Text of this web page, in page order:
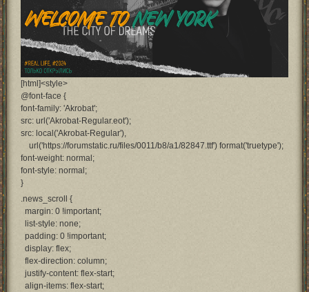
[html]<style>
@font-face {
font-family: 'Akrobat';
src: url('Akrobat-Regular.eot');
src: local('Akrobat-Regular'),
url('https://forumstatic.ru/files/0011/b8/a1/82847.ttf') format('truetype');
font-weight: normal;
font-style: normal;
}
.news_scroll {
margin: 0 !important;
list-style: none;
padding: 0 !important;
display: flex;
flex-direction: column;
justify-content: flex-start;
align-items: flex-start;